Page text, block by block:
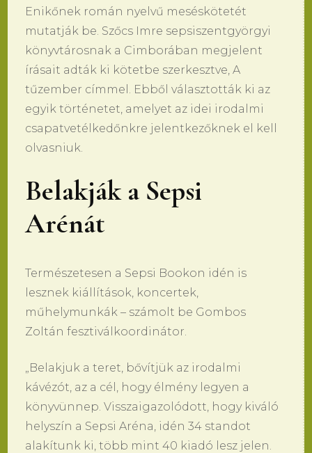
Enikőnek román nyelvű meséskötetét
mutatják be. Szőcs Imre sepsiszentgyörgyi
könyvtárosnak a Cimborában megjelent
írásait adták ki kötetbe szerkesztve, A
tűzember címmel. Ebből választották ki az
egyik történetet, amelyet az idei irodalmi
csapatvetélkedőnkre jelentkezőknek el kell
olvasniuk.
Belakják a Sepsi
Arénát
Természetesen a Sepsi Bookon idén is
lesznek kiállítások, koncertek,
műhelymunkák – számolt be Gombos
Zoltán fesztiválkoordinátor.
„Belakjuk a teret, bővítjük az irodalmi
kávézót, az a cél, hogy élmény legyen a
könyvünnep. Visszaigazolódott, hogy kiváló
helyszín a Sepsi Aréna, idén 34 standot
alakítunk ki, több mint 40 kiadó lesz jelen.